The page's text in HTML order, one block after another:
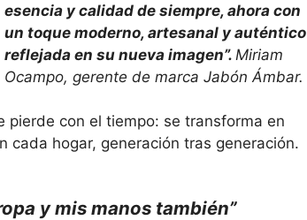
esencia y calidad de siempre, ahora con
un toque moderno, artesanal y auténtico
reflejada en su nueva imagen”. Miriam
Ocampo, gerente de marca Jabón Ámbar.
pierde con el tiempo: se transforma en
cada hogar, generación tras generación.
y mis manos también”